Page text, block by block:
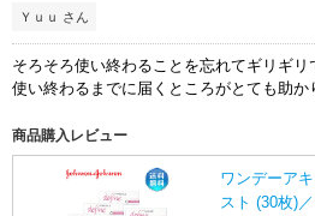
Ｙｕｕ さん
そろそろ使い終わることを忘れてギリギ
使い終わるまでに届くところがとても助か
商品購入レビュー
ワンデーア
スト (30枚)